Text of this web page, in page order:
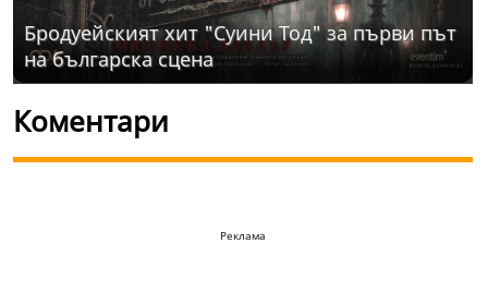
Бродуейският хит "Суини Тод" за първи път
на българска сцена
Коментари
Реклама